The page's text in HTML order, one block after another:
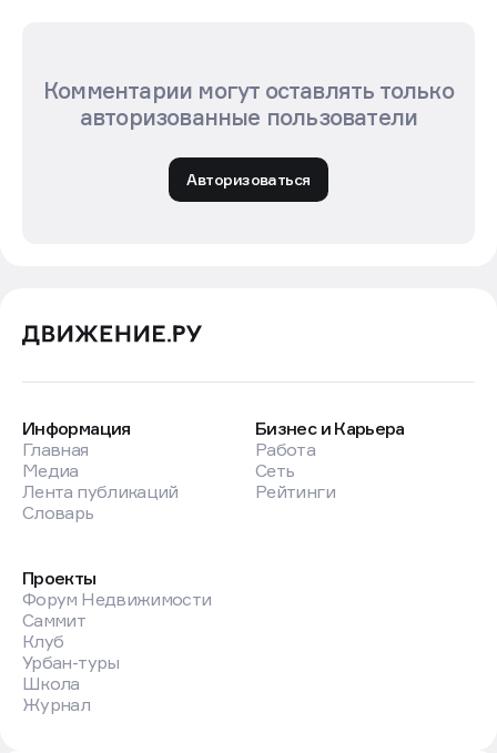
Комментарии могут оставлять только
авторизованные пользователи
Авторизоваться
Информация
Главная
Медиа
Лента публикаций
Словарь
Бизнес и Карьера
Работа
Сеть
Рейтинги
Проекты
Форум Недвижимости
Саммит
Клуб
Урбан-туры
Школа
Журнал